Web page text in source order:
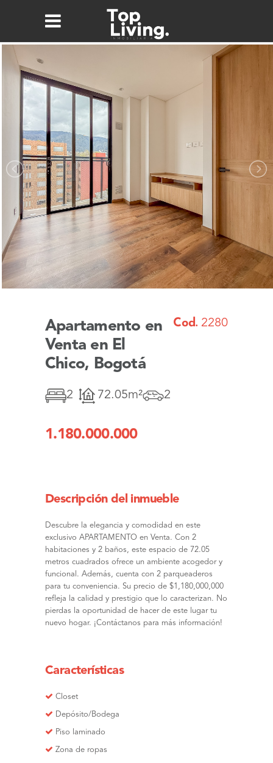
Apartamento en
Venta en El
Chico, Bogotá
Cod. 2280
2 72.05m² 2
1.180.000.000
Descripción del inmueble
Descubre la elegancia y comodidad en este
exclusivo APARTAMENTO en Venta. Con 2
habitaciones y 2 baños, este espacio de 72.05
metros cuadrados ofrece un ambiente acogedor y
funcional. Además, cuenta con 2 parqueaderos
para tu conveniencia. Su precio de $1,180,000,000
refleja la calidad y prestigio que lo caracterizan. No
pierdas la oportunidad de hacer de este lugar tu
nuevo hogar. ¡Contáctanos para más información!
Características
Closet
Depósito/Bodega
Piso laminado
Zona de ropas
Nombre*
Email*
Teléfono
Mensaje